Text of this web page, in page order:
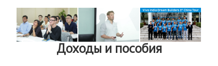
Доходы и пособия